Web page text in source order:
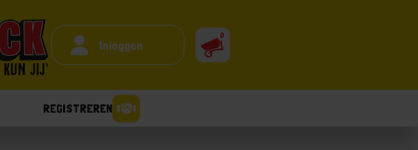
Inloggen
0
REGISTREREN